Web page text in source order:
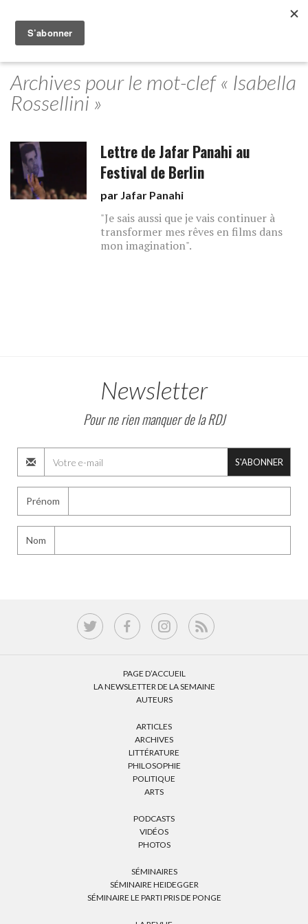
Archives pour le mot-clef « Isabella
Rossellini »
Lettre de Jafar Panahi au
Festival de Berlin
par Jafar Panahi
"Je sais aussi que je vais continuer à
transformer mes rêves en films dans
mon imagination".
Newsletter
Pour ne rien manquer de la RDJ
S'ABONNER
Prénom
Nom
PAGE D’ACCUEIL
LA NEWSLETTER DE LA SEMAINE
AUTEURS
ARTICLES
ARCHIVES
LITTÉRATURE
PHILOSOPHIE
POLITIQUE
ARTS
PODCASTS
VIDÉOS
PHOTOS
SÉMINAIRES
SÉMINAIRE HEIDEGGER
SÉMINAIRE LE PARTI PRIS DE PONGE